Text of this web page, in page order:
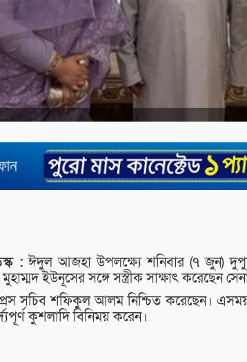
: ঈদুল আজহা উপলক্ষ্যে শনিবার (৭ জুন)
ইউনূসের সঙ্গে সস্ত্রীক সাক্ষাৎ করেছেন
প্রেস সচিব শফিকুল আলম নিশ্চিত করেছেন।
কুশলাদি বিনিময় করেন।